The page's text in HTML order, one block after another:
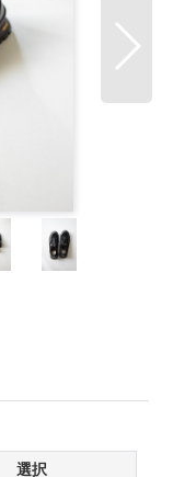
選択